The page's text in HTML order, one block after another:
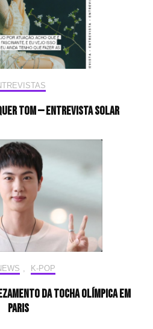
tom — Entrevista Solar
, K-POP
da tocha olímpica em
Paris